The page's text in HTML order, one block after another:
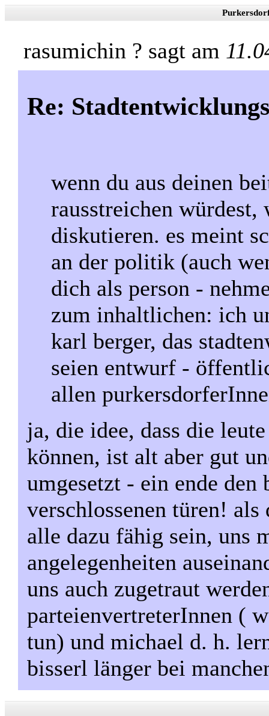
rasumichin ? sagt am
Re:
wenn du aus deinen
rausstreichen
diskutieren. es meint
an der politik (auch
dich als person -
zum inhaltlichen: ich
karl berger, das
seien entwurf -
allen
ja, die idee, dass die
können, ist alt aber gut
umgesetzt - ein ende den
verschlossenen türen!
alle dazu fähig sein, uns
angelegenheiten
uns auch zugetraut
parteienvertreterInnen (
tun) und michael d. h.
bisserl länger bei